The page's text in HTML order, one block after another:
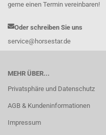
gerne einen Termin vereinbaren!
Oder schreiben Sie uns
service@horsestar.de
MEHR ÜBER...
Privatsphäre und Datenschutz
AGB & Kundeninformationen
Impressum